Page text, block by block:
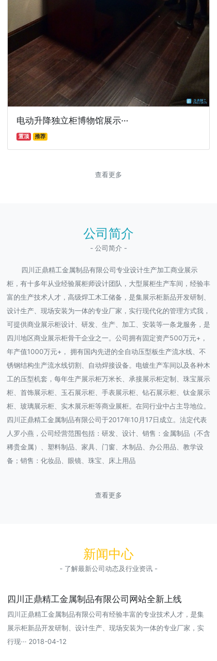
电动升降独立柜博物馆展示···
置顶 推荐
查看更多
公司简介
- 公司简介 -
四川正鼎精工金属制品有限公司专业设计生产加工商业展示
柜，有十多年从业经验展柜师设计团队，大型展柜生产车间，经验丰
富的生产技术人才，高级焊工木工储备，是集展示柜新品开发研制、
设计生产、现场安装为一体的专业厂家，实行现代化的管理方式我，
可提供商业展示柜设计、研发、生产、加工、安装等一条龙服务，是
四川地区商业展示柜骨干企业之一。公司拥有固定资产500万元+，
年产值1000万元+， 拥有国内先进的全自动压型板生产流水线、不
锈钢结构生产流水线切割、自动焊接设备。电镀生产车间以及各种木
工的压型机套，每年生产展示柜万米长、承接展示柜定制、珠宝展示
柜、首饰展示柜、玉石展示柜、手表展示柜、钻石展示柜、钛金展示
柜、玻璃展示柜、实木展示柜等商业展柜。在同行业中占主导地位。
四川正鼎精工金属制品有限公司于2017年10月17日成立。法定代表
人罗小燕，公司经营范围包括：研发、设计、销售：金属制品（不含
稀贵金属）、塑料制品、家具、门窗、木制品、办公用品、教学设
备；销售：化妆品、眼镜、珠宝、床上用品
查看更多
新闻中心
- 了解最新公司动态及行业资讯 -
四川正鼎精工金属制品有限公司网站全新上线
四川正鼎精工金属制品有限公司有经验丰富的专业技术人才，是集
展示柜新品开发研制、设计生产、现场安装为一体的专业厂家，实
行现··· 2018-04-12